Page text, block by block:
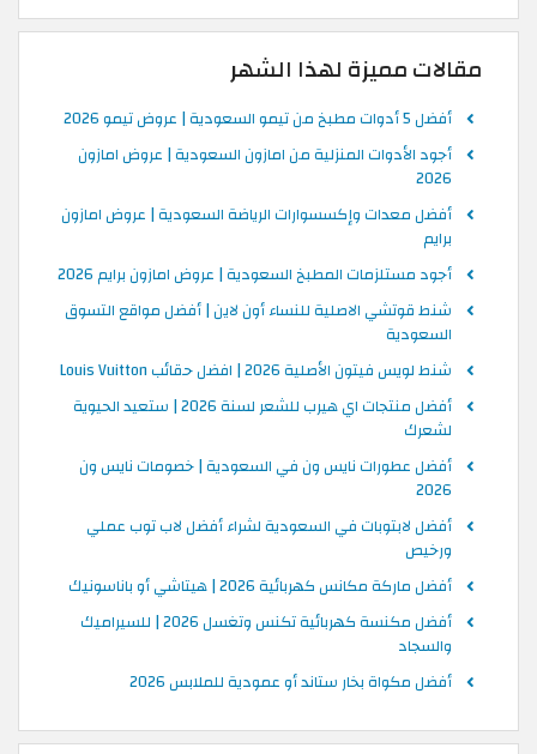
مقالات مميزة لهذا الشهر
أفضل 5 أدوات مطبخ من تيمو السعودية | عروض تيمو 2026
أجود الأدوات المنزلية من امازون السعودية | عروض امازون
2026
أفضل معدات وإكسسوارات الرياضة السعودية | عروض امازون
برايم
أجود مستلزمات المطبخ السعودية | عروض امازون برايم 2026
شنط قوتشي الاصلية للنساء أون لاين | أفضل مواقع التسوق
السعودية
شنط لويس فيتون الأصلية 2026 | افضل حقائب Louis Vuitton
أفضل منتجات اي هيرب للشعر لسنة 2026 | ستعيد الحيوية
لشعرك
أفضل عطورات نايس ون في السعودية | خصومات نايس ون
2026
أفضل لابتوبات في السعودية لشراء أفضل لاب توب عملي
ورخيص
أفضل ماركة مكانس كهربائية 2026 | هيتاشي أو باناسونيك
أفضل مكنسة كهربائية تكنس وتغسل 2026 | للسيراميك
والسجاد
أفضل مكواة بخار ستاند أو عمودية للملابس 2026